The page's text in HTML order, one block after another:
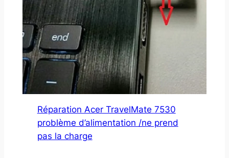
Réparation Acer TravelMate 7530
problème d’alimentation /ne prend
pas la charge